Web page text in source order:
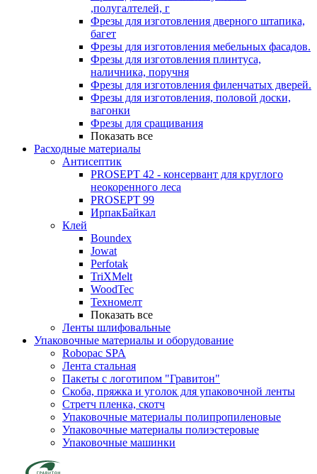
,полугалтелей, г
Фрезы для изготовления дверного штапика,
багет
Фрезы для изготовления мебельных фасадов.
Фрезы для изготовления плинтуса,
наличника, поручня
Фрезы для изготовления филенчатых дверей.
Фрезы для изготовления, половой доски,
вагонки
Фрезы для сращивания
Показать все
Расходные материалы
Антисептик
PROSEPT 42 - консервант для круглого
неокоренного леса
PROSEPT 99
ИрпакБайкал
Клей
Boundex
Jowat
Perfotak
TriXMelt
WoodTec
Техномелт
Показать все
Ленты шлифовальные
Упаковочные материалы и оборудование
Robopac SPA
Лента стальная
Пакеты с логотипом "Гравитон"
Скоба, пряжка и уголок для упаковочной ленты
Стретч пленка, скотч
Упаковочные материалы полипропиленовые
Упаковочные материалы полиэстеровые
Упаковочные машинки